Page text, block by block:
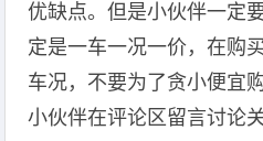
优缺点。但是小伙伴一定
定是一车一况一价，在购
车况，不要为了贪小便宜
小伙伴在评论区留言讨论